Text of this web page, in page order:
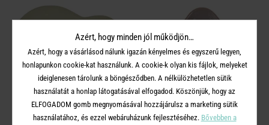
ORGANICS
kerámia dekor tányér 18 cm
, krém
ORGANICS
dekortányér 18 cm lila
Azért, hogy minden jól működjön…
Azért, hogy a vásárlásod nálunk igazán kényelmes és egyszerű legyen,
honlapunkon cookie-kat használunk. A cookie-k olyan kis fájlok, melyeket
ideiglenesen tárolunk a böngésződben. A nélkülözhetetlen sütik
használatát a honlap látogatásával elfogadod. Köszönjük, hogy az
ELFOGADOM gomb megnyomásával hozzájárulsz a marketing sütik
használatához, és ezzel webáruházunk fejlesztéséhez. Bővebben a